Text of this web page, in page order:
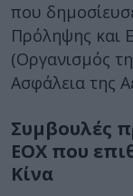
που
Πρόληψης και
(Οργανισμός
Ασφάλεια της
Συμβουλές
ΕΟΧ που
Κίνα